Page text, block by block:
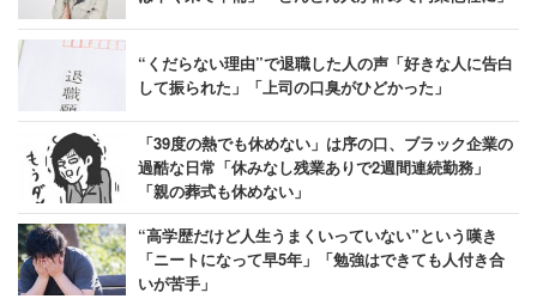
“くだらない理由”で退職した人の声「好きな人に告白
して振られた」「上司の口臭がひどかった」
「39度の熱でも休めない」は序の口、ブラック企業の
過酷な日常「休みなし残業ありで2週間連続勤務」
「親の葬式も休めない」
“高学歴だけど人生うまくいっていない”という嘆き
「ニートになって早5年」「勉強はできても人付き合
いが苦手」